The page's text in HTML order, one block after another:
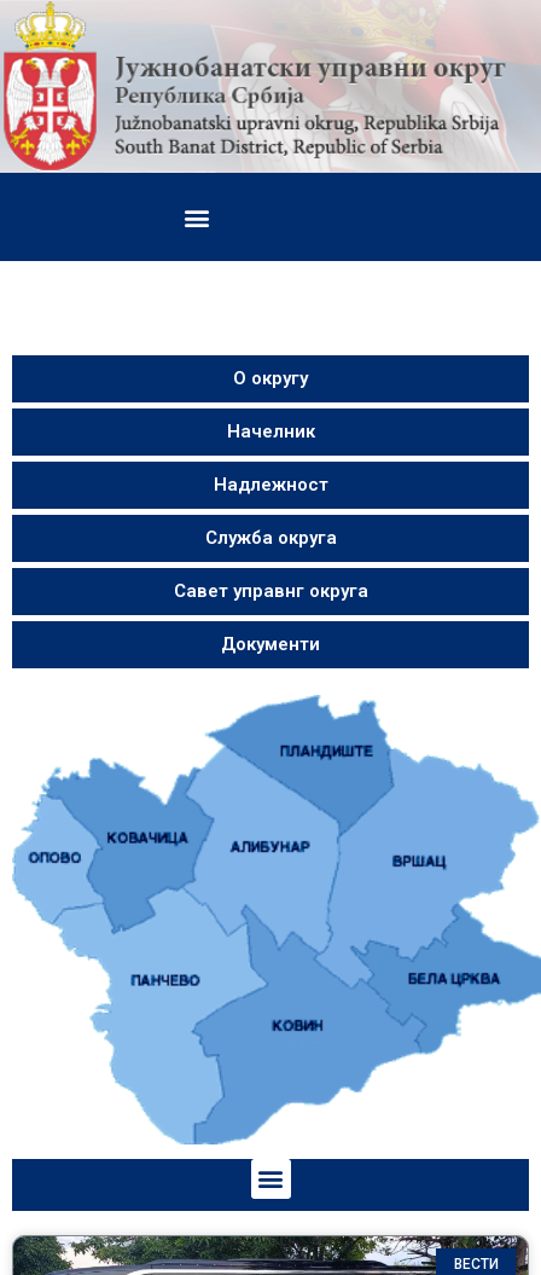
О округу
Начелник
Надлежност
Служба округа
Савет управнг округа
Документи
ВЕСТИ